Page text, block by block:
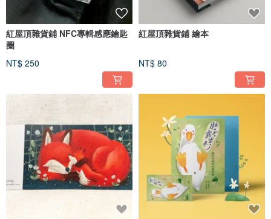
紅屋頂雜貨鋪 NFC專輯感應鑰匙
圈
NT$ 250
紅屋頂雜貨鋪 繪本
NT$ 80